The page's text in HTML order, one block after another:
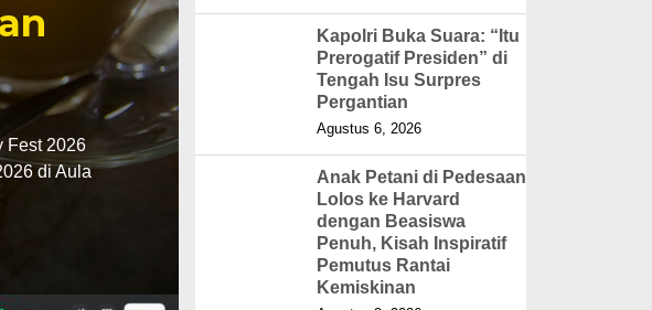
Fest 2026
di Aula
Kapolri Buka Suara: “Itu
Prerogatif Presiden” di
Tengah Isu Surpres
Pergantian
Agustus 6, 2026
Anak Petani di Pedesaan
Lolos ke Harvard
dengan Beasiswa
Penuh, Kisah Inspiratif
Pemutus Rantai
Kemiskinan